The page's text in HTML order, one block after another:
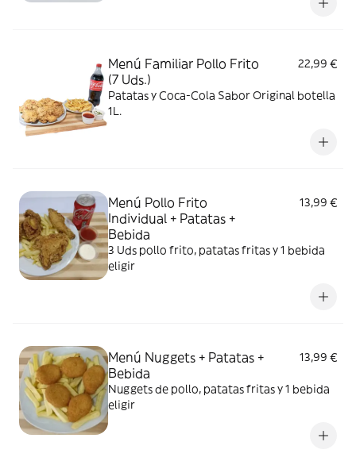
Menú Familiar Pollo Frito
(7 Uds.)
22,99 €
Patatas y Coca-Cola Sabor Original botella
1L.
Menú Pollo Frito
Individual + Patatas +
Bebida
13,99 €
3 Uds pollo frito, patatas fritas y 1 bebida
eligir
Menú Nuggets + Patatas +
Bebida
13,99 €
Nuggets de pollo, patatas fritas y 1 bebida
eligir